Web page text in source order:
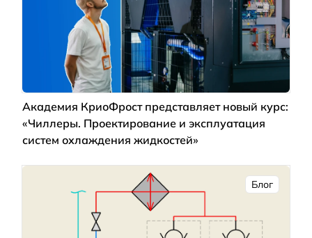
Академия КриоФрост представляет новый курс:
«Чиллеры. Проектирование и эксплуатация
систем охлаждения жидкостей»
Блог